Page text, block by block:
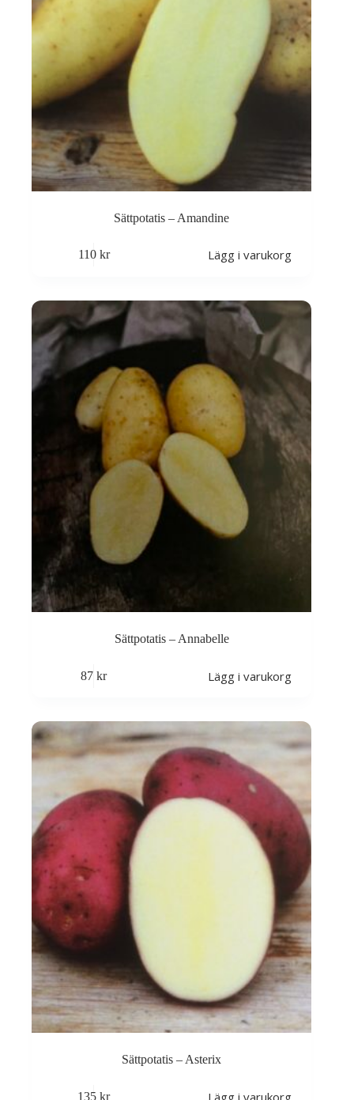
Sättpotatis – Amandine
110 kr Lägg i varukorg
Sättpotatis – Annabelle
87kr Lägg i varukorg
Sättpotatis – Asterix
135kr Lägg i varukorg